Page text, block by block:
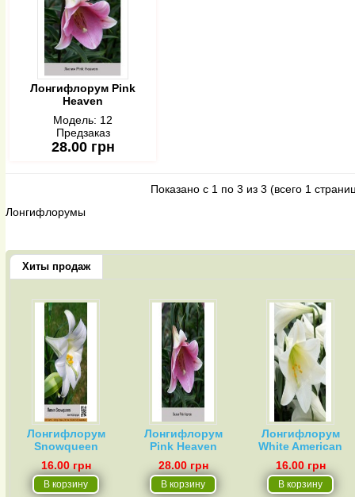
Лонгифлорум Pink
Heaven
Модель: 12
Предзаказ
28.00 грн
Показано с 1 по 3 из 3 (всего 1
Лонгифлорумы
Хиты продаж
Лонгифлорум
Snowqueen
16.00 грн
Лонгифлорум
Pink Heaven
28.00 грн
Лонгифлорум
White American
16.00 грн